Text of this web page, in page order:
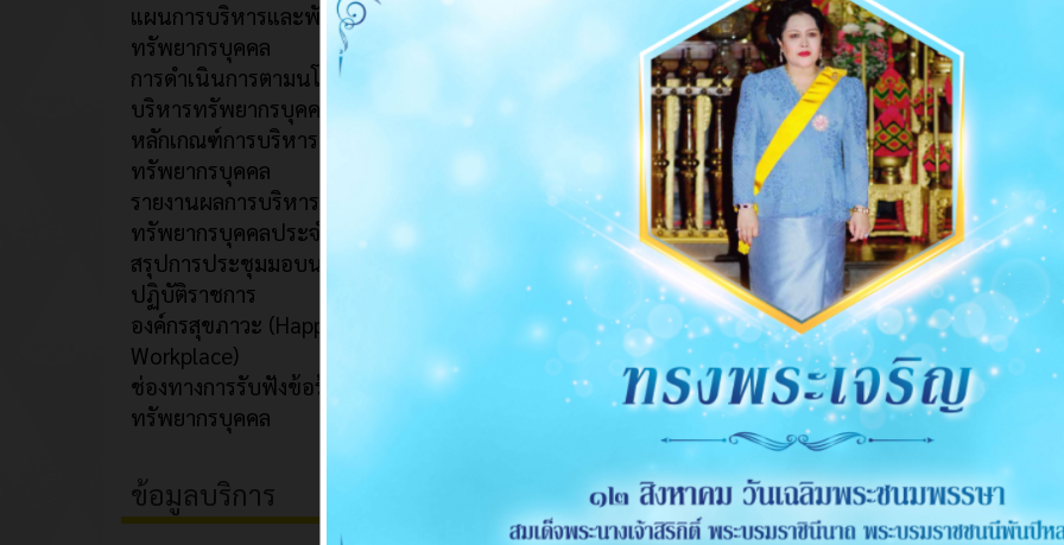
แผนการบริหารและพัฒนา
ทรัพยากรบุคคล
การดำเนินการตามนโยบายการ
บริหารทรัพยากรบุคคล
หลักเกณฑ์การบริหารและพัฒนา
ทรัพยากรบุคคล
รายงานผลการบริหารและพัฒนา
ทรัพยากรบุคคลประจำปี
สรุปการประชุมมอบนโยบายการ
ปฏิบัติราชการ
องค์กรสุขภาวะ (Happy
Workplace)
ช่องทางการรับฟังข้อร้องเรียนด้าน
ทรัพยากรบุคคล
ข้อมูลบริการ